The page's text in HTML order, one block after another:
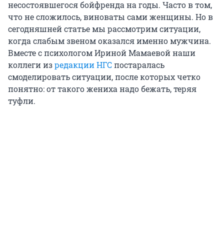
несостоявшегося бойфренда на годы. Часто в том,
что не сложилось, виноваты сами женщины. Но в
сегодняшней статье мы рассмотрим ситуации,
когда слабым звеном оказался именно мужчина.
Вместе с психологом Ириной Мамаевой наши
коллеги изредакции НГСпостаралась
смоделировать ситуации, после которых четко
понятно: от такого жениха надо бежать, теряя
туфли.